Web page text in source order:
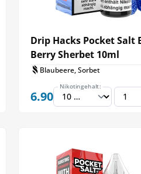
Drip Hacks Pocket Salt
Berry Sherbet 10ml
Blaubeere, Sorbet
6.90
Nikotingehalt: